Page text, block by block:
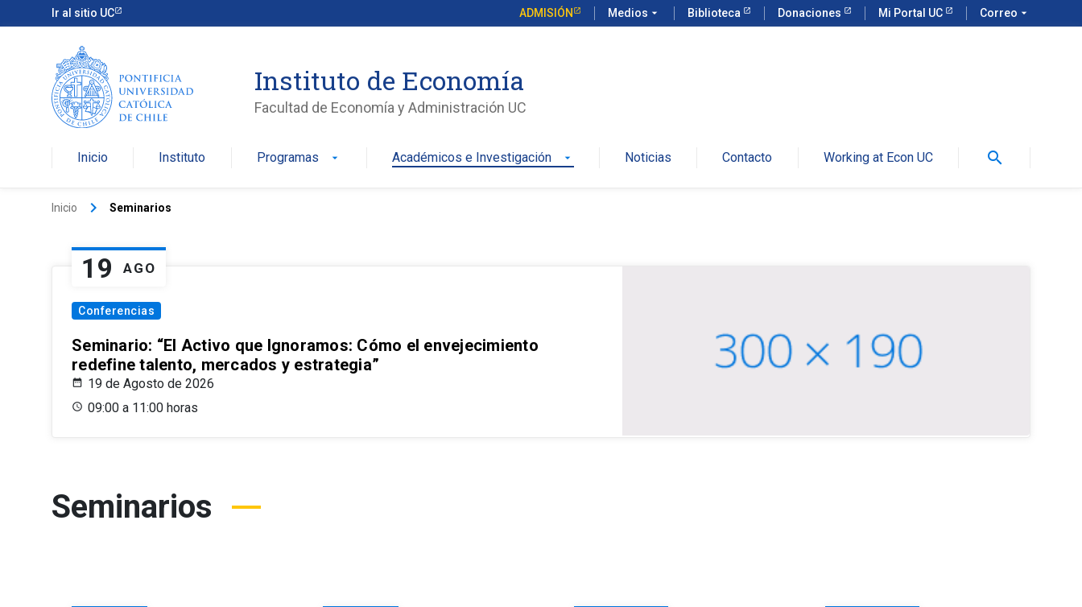
Ir al sitio UC ADMISIÓN Medios arrow_drop_down Biblioteca Donaciones Mi Portal UC Correo arrow_drop_down
Instituto de Economía
Facultad de Economía y Administración UC
Inicio Instituto Programas arrow_drop_down Académicos e Investigación arrow_drop_down Noticias Contacto Working at Econ UC search
Inicio keyboard_arrow_right Seminarios
19 AGO
Conferencias
Seminario: “El Activo que Ignoramos: Cómo el envejecimiento
redefine talento, mercados y estrategia”
19 de Agosto de 2026
09:00 a 11:00 horas
Seminarios